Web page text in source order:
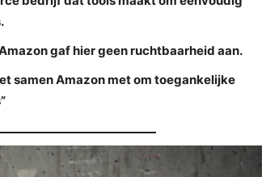
gaf hier geen ruchtbaarheid aan.
samen Amazon met om toegankelijke